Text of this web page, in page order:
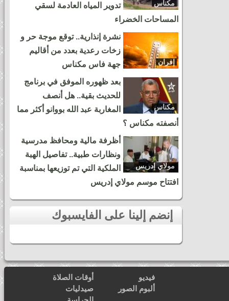
مكناس
تدوير المياه العادمة لسقي
المساحات الخضراء
إفران
نشرة إنذارية.. توقع موجة حر و
زخات رعدية بعدد من أقاليم
جهة فاس مكناس
مكناس
بعد ظهوره الموفق في برنامج
للحديث بقية.. هل أنصف
المغاربة عبد الله بووانو أكثر مما
أنصفته مكناس ؟
مولاي إدريس
زرهون
أظرفة مالية ومحافظ مدرسية
ونظارات طبية.. تفاصيل الهبة
الملكية التي تم توزيعها بمناسبة
افتتاح موسم مولاي إدريس
فيديو
ألبوم الصور
أوقات الصلاة
صيدليات